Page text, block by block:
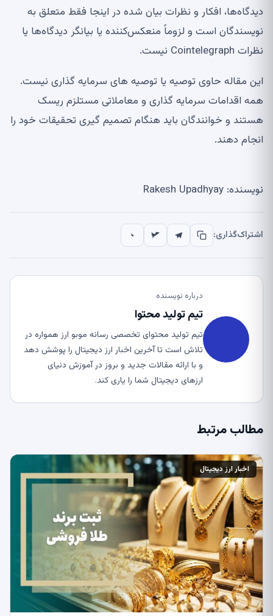
دیدگاه‌ها، افکار و نظرات بیان شده در اینجا فقط متعلق به
نویسندگان است و لزوماً منعکس‌کننده یا بیانگر دیدگاه‌ها یا
نظرات Cointelegraph نیست.
این مقاله حاوی توصیه یا توصیه های سرمایه گذاری نیست.
همه اقدامات سرمایه گذاری و معاملاتی مستلزم ریسک
هستند و خوانندگان باید هنگام تصمیم گیری تحقیقات خود را
انجام دهند.
نویسنده: Rakesh Upadhyay
اشتراک‌گذاری:
درباره نویسنده
تیم تولید محتوا
تیم تولید محتوای تخصصی رسانه موبو ارز همواره در
تلاش است تا آخرین اخبار ارز دیجیتال را پوشش دهد
و با ارائه مقالات جدید و بروز در آموزش دنیای
ارزهای دیجیتال شما را یاری کند.
مطالب مرتبط
اخبار ارز دیجیتال